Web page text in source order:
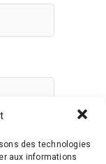
des technologies
aux informations